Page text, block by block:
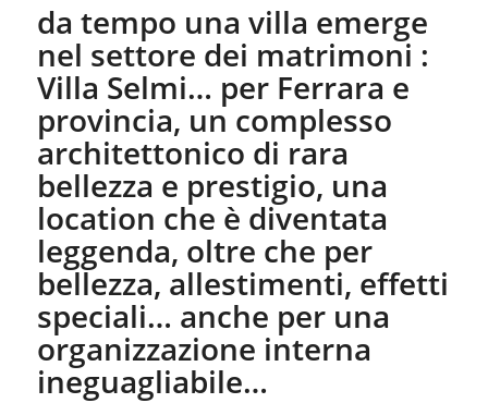
da tempo una villa emerge
nel settore dei matrimoni :
Villa Selmi… per Ferrara e
provincia, un complesso
architettonico di rara
bellezza e prestigio, una
location che è diventata
leggenda, oltre che per
bellezza, allestimenti, effetti
speciali… anche per una
organizzazione interna
ineguagliabile…